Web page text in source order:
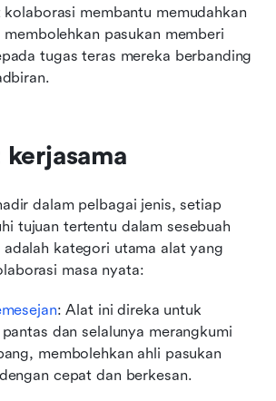
kolaborasi membantu memudahkan
membolehkan pasukan memberi
tugas teras mereka berbanding
dalam pelbagai jenis, setiap
tujuan tertentu dalam sesebuah
adalah kategori utama alat yang
masa nyata:
: Alat ini direka untuk
dan selalunya merangkumi
membolehkan ahli pasukan
cepat dan berkesan.